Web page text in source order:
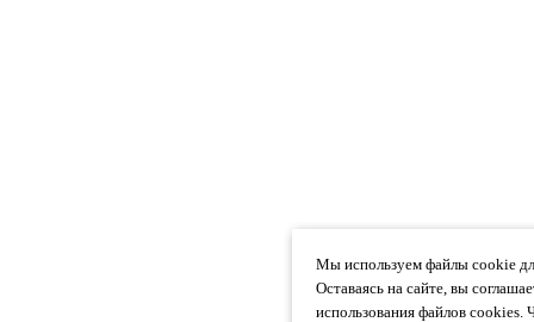
Мы используем файлы cookie
Оставаясь на сайте, вы
использования файлов cookies.